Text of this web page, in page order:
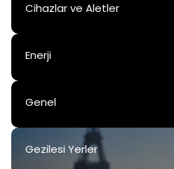
Cihazlar ve Aletler
Enerji
Genel
Gezilesi Yerler